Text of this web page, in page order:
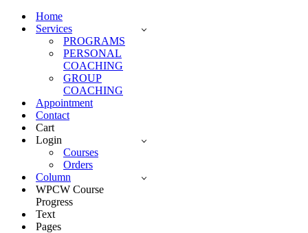
Home
Services
PROGRAMS
PERSONAL
COACHING
GROUP
COACHING
Appointment
Contact
Cart
Login
Courses
Orders
Column
WPCW Course
Progress
Text
Pages